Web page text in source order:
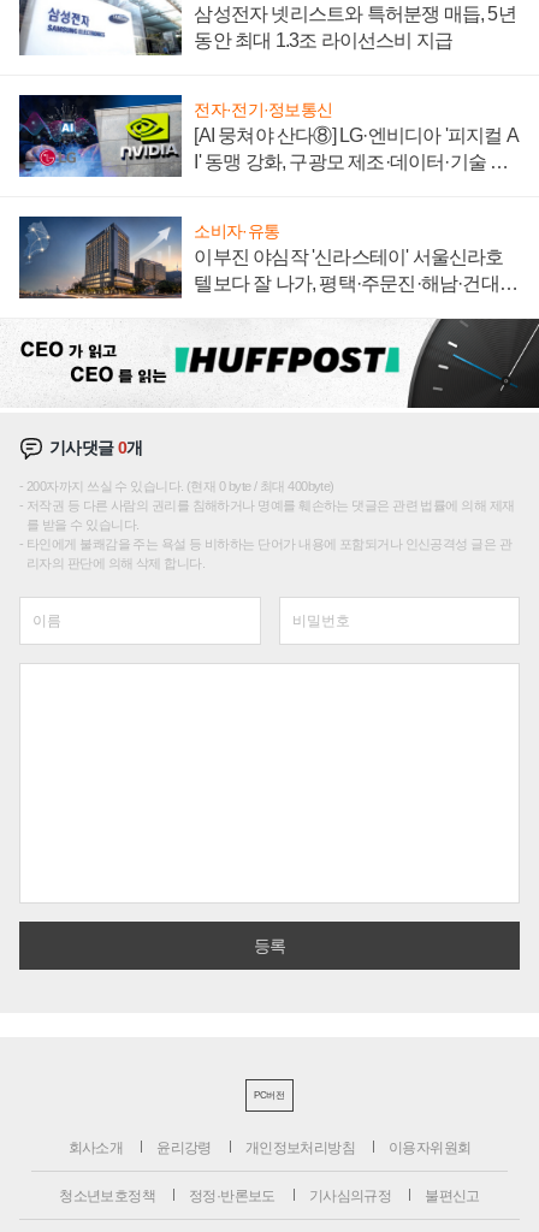
삼성전자 넷리스트와 특허분쟁 매듭, 5년
동안 최대 1.3조 라이선스비 지급
전자·전기·정보통신
[AI 뭉쳐야 산다⑧] LG·엔비디아 '피지컬 A
I' 동맹 강화, 구광모 제조·데이터·기술 결
소비자·유통
이부진 야심작 '신라스테이' 서울신라호
텔보다 잘 나가, 평택·주문진·해남·건대로
기사댓글0개
200자까지 쓰실 수 있습니다. (현재 0 byte / 최대 400byte)
저작권 등 다른 사람의 권리를 침해하거나 명예를 훼손하는 댓글은 관련 법률에 의해 제재
를 받을 수 있습니다.
타인에게 불쾌감을 주는 욕설 등 비하하는 단어가 내용에 포함되거나 인신공격성 글은 관
리자의 판단에 의해 삭제 합니다.
PC버전
회사소개 윤리강령 개인정보처리방침 이용자위원회
청소년보호정책 정정·반론보도 기사심의규정 불편신고